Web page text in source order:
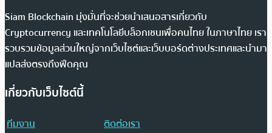
Siam Blockchain มุ่งมั่นที่จะช่วยนำเสนอสารเกี่ยวกับ
Cryptocurrency และเทคโนโลยีบล็อกเชนเพื่อคนไทย ในภาษาไทย เรา
รวบรวมข้อมูลส่วนใหญ่จากเว็บไซต์และเว็บบอร์ดต่างประเทศและนำมา
แปลส่งตรงถึงฟีดคุณ
เกี่ยวกับเว็บไซต์นี้
ทีมงาน
ติดต่อเรา